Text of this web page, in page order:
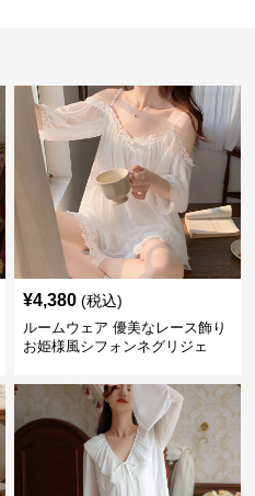
¥4,380 (税込)
ルームウェア 優美なレース飾り
お姫様風シフォンネグリジェ